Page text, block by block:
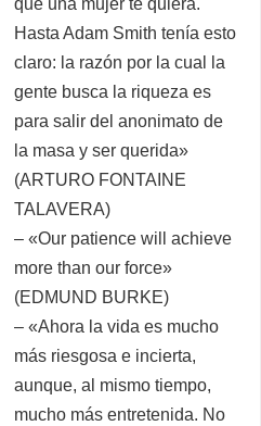
que una mujer te quiera.
Hasta Adam Smith tenía esto
claro: la razón por la cual la
gente busca la riqueza es
para salir del anonimato de
la masa y ser querida»
(ARTURO FONTAINE
TALAVERA)
– «Our patience will achieve
more than our force»
(EDMUND BURKE)
– «Ahora la vida es mucho
más riesgosa e incierta,
aunque, al mismo tiempo,
mucho más entretenida. No